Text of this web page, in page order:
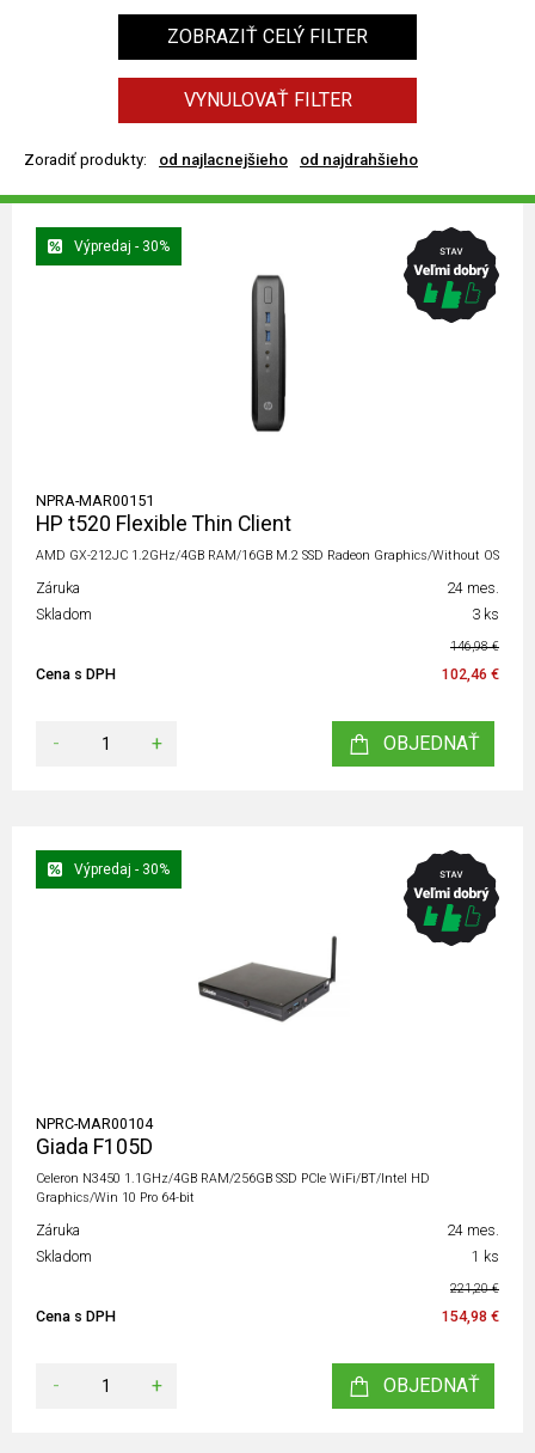
ZOBRAZIŤ CELÝ FILTER
VYNULOVAŤ FILTER
Zoradiť produkty: od najlacnejšieho od najdrahšieho
Výpredaj - 30%
NPRA-MAR00151
HP t520 Flexible Thin Client
AMD GX-212JC 1.2GHz/4GB RAM/16GB M.2 SSD Radeon Graphics/Without OS
Záruka
24 mes.
Skladom
3 ks
146,98 €
Cena s DPH 102,46 €
- + OBJEDNAŤ
Výpredaj - 30%
NPRC-MAR00104
Giada F105D
Celeron N3450 1.1GHz/4GB RAM/256GB SSD PCIe WiFi/BT/Intel HD
Graphics/Win 10 Pro 64-bit
Záruka
24 mes.
Skladom
1 ks
221,20 €
Cena s DPH 154,98 €
- + OBJEDNAŤ